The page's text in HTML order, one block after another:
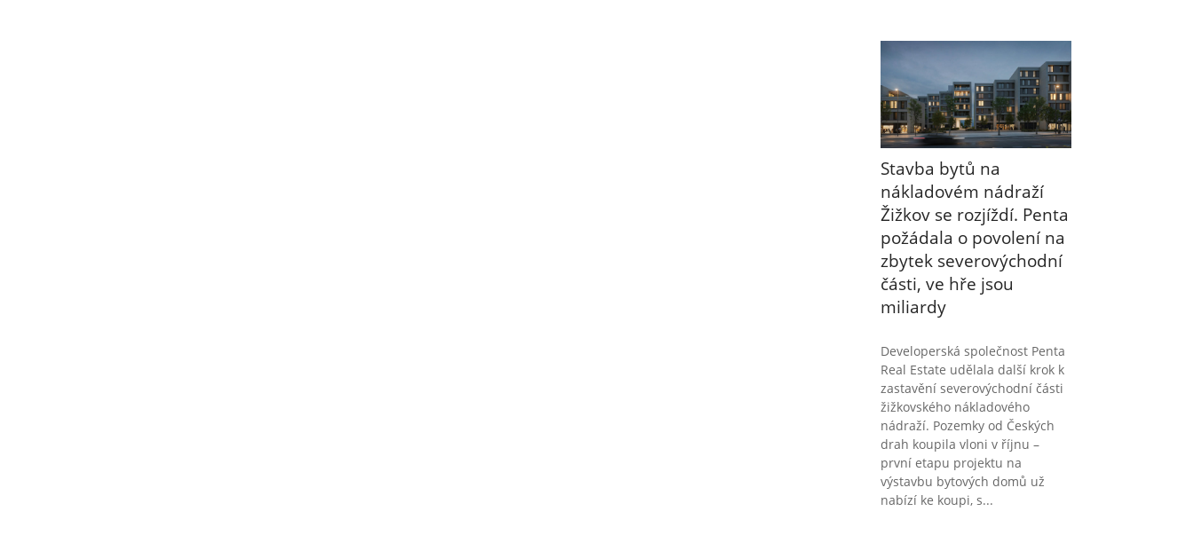
Stavba bytů na
nákladovém nádraží
Žižkov se rozjíždí. Penta
požádala o povolení na
zbytek severovýchodní
části, ve hře jsou
miliardy
Developerská společnost Penta
Real Estate udělala další krok k
zastavění severovýchodní části
žižkovského nákladového
nádraží. Pozemky od Českých
drah koupila vloni v říjnu –
první etapu projektu na
výstavbu bytových domů už
nabízí ke koupi, s...